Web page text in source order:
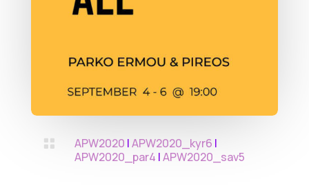
 APW2020 |APW2020_kyr6 |
APW2020_par4 |APW2020_sav5